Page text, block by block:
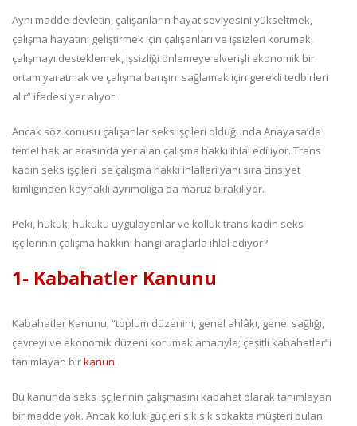
Aynı madde devletin, çalışanların hayat seviyesini yükseltmek,
çalışma hayatını geliştirmek için çalışanları ve işsizleri korumak,
çalışmayı desteklemek, işsizliği önlemeye elverişli ekonomik bir
ortam yaratmak ve çalışma barışını sağlamak için gerekli tedbirleri
alır” ifadesi yer alıyor.
Ancak söz konusu çalışanlar seks işçileri olduğunda Anayasa’da
temel haklar arasında yer alan çalışma hakkı ihlal ediliyor. Trans
kadın seks işçileri ise çalışma hakkı ihlalleri yanı sıra cinsiyet
kimliğinden kaynaklı ayrımcılığa da maruz bırakılıyor.
Peki, hukuk, hukuku uygulayanlar ve kolluk trans kadın seks
işçilerinin çalışma hakkını hangi araçlarla ihlal ediyor?
1- Kabahatler Kanunu
Kabahatler Kanunu, “toplum düzenini, genel ahlâkı, genel sağlığı,
çevreyi ve ekonomik düzeni korumak amacıyla; çeşitli kabahatler”i
tanımlayan birkanun.
Bu kanunda seks işçilerinin çalışmasını kabahat olarak tanımlayan
bir madde yok. Ancak kolluk güçleri sık sık sokakta müşteri bulan